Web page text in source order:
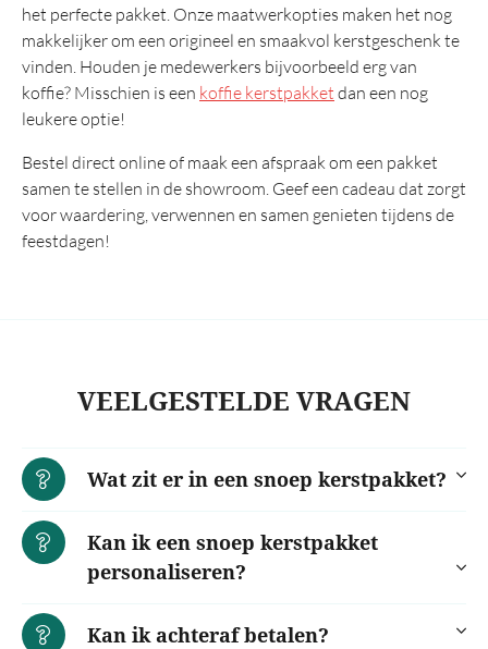
het perfecte pakket. Onze maatwerkopties maken het nog
makkelijker om een origineel en smaakvol kerstgeschenk te
vinden. Houden je medewerkers bijvoorbeeld erg van
koffie? Misschien is een koffie kerstpakket dan een nog
leukere optie!
Bestel direct online of maak een afspraak om een pakket
samen te stellen in de showroom. Geef een cadeau dat zorgt
voor waardering, verwennen en samen genieten tijdens de
feestdagen!
VEELGESTELDE VRAGEN
Wat zit er in een snoep kerstpakket?
Kan ik een snoep kerstpakket
personaliseren?
Kan ik achteraf betalen?